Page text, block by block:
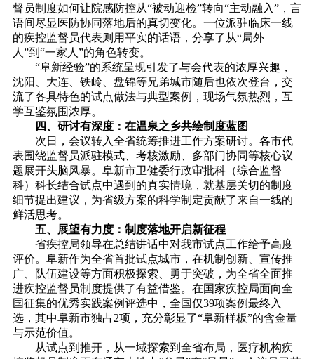
督员制度如何让院感防控从“被动迎检”转向“主动融入”，言
语间尽显医防协同落地后的真切变化。一位派驻临床一线
的疾控监督员代表则用平实的话语，分享了从“局外
人”到“一家人”的角色转变。
“阜新经验”的系统呈现引发了与会代表的浓厚兴趣，
沈阳、大连、铁岭、盘锦等兄弟城市随后也依次登台，交
流了各具特色的试点做法与典型案例，现场气氛热烈，互
学互鉴氛围浓厚。
四、研讨有深度：在温泉之乡共绘制度蓝图
次日，会议转入全省统筹推进工作方案研讨。各市代
表围绕监督员派驻模式、考核激励、多部门协同等核心议
题展开头脑风暴。阜新市卫健委行政审批科（综合监督
科）科长结合试点中遇到的真实情境，就基层关切的制度
细节提出建议，为省级方案的科学制定贡献了来自一线的
鲜活思考。
五、展望有力度：制度落地开启新征程
省疾控局领导在总结讲话中对我市试点工作给予高度
评价。阜新作为全省首批试点城市，在机制创新、宣传推
广、队伍建设等方面积极探索、勇于突破，为全省全面推
进疾控监督员制度提供了有益借鉴。在国家疾控局面向全
国征集的优秀实践案例评选中，全国仅39项案例最终入
选，其中阜新市独占2项，充分彰显了“阜新样板”的含金量
与示范价值。
从试点到推开，从一域探索到全省布局，医疗机构疾